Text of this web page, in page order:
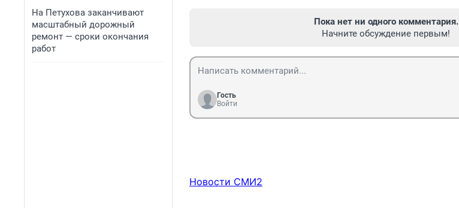
На Петухова заканчивают
масштабный дорожный
ремонт — сроки окончания
работ
Пока нет ни одного комментария.
Начните обсуждение первым!
Гость
Войти
Новости СМИ2